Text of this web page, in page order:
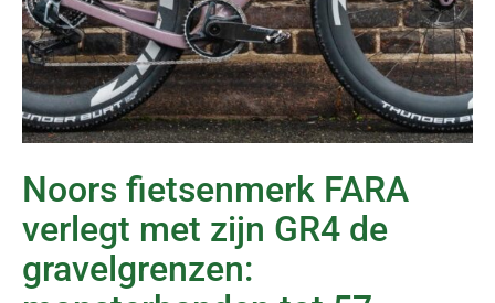
Noors fietsenmerk FARA
verlegt met zijn GR4 de
gravelgrenzen: